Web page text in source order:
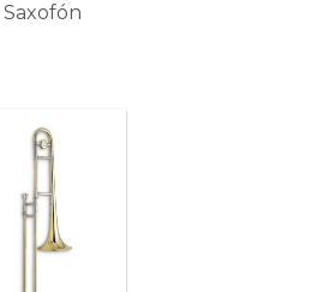
Saxofón